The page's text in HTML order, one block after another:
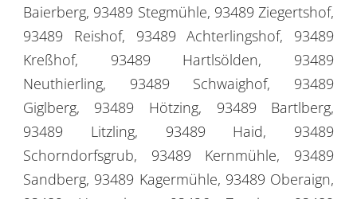
Baierberg, 93489 Stegmühle, 93489 Ziegertshof,
93489 Reishof, 93489 Achterlingshof, 93489
Kreßhof, 93489 Hartlsölden, 93489
Neuthierling, 93489 Schwaighof, 93489
Giglberg, 93489 Hötzing, 93489 Bartlberg,
93489 Litzling, 93489 Haid, 93489
Schorndorfsgrub, 93489 Kernmühle, 93489
Sandberg, 93489 Kagermühle, 93489 Oberaign,